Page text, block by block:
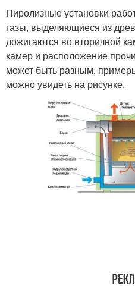
Пиролизные установки
газы, выделяющиеся из
дожигаются во вторичной
камер и расположение
может быть разным,
можно увидеть на рисунке.